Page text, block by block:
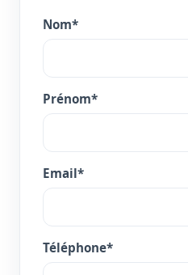
Nom*
Prénom*
Email*
Téléphone*